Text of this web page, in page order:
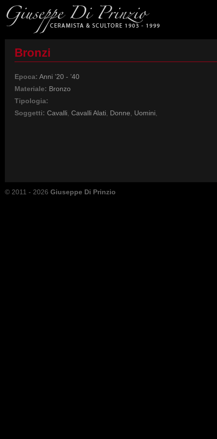
Bronzi
Epoca: Anni ’20 - ’40
Materiale: Bronzo
Tipologia:
Soggetti: Cavalli Cavalli Alati Donne Uomini
© 2011 - 2026 Giuseppe Di Prinzio